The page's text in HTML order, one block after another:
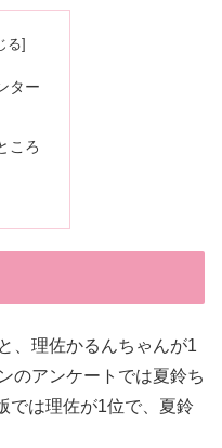
ター
ころ
、理佐かるんちゃんが1
のアンケートでは夏鈴ち
では理佐が1位で、夏鈴